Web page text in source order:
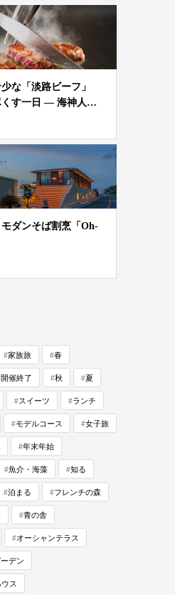
な「淡路ビーフ」
くす一日 — 海神人…
モダンそば割烹「Oh-
家族旅 春
開催終了 秋 夏
スイーツ ランチ
モデルコース 女子旅
年末年始
魚介・海藻 知る
泊まる フレンチの森
青の舎
オーシャンテラス
デン
ス